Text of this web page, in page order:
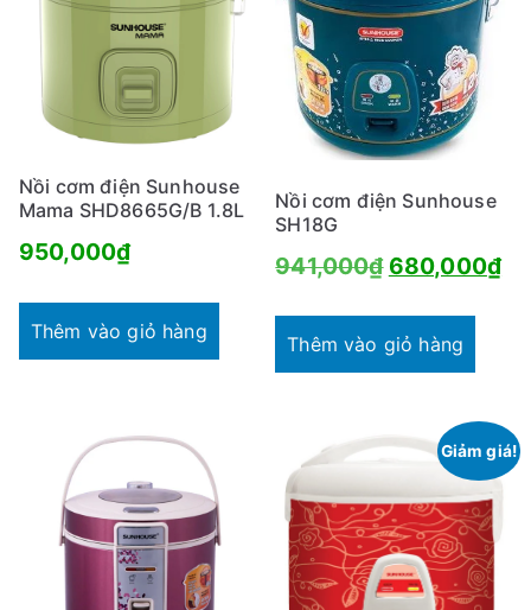
Nồi cơm điện Sunhouse
Mama SHD8665G/B 1.8L
950,000₫
Thêm vào giỏ hàng
Nồi cơm điện Sunhouse
SH18G
941,000₫ Giá
là:
680,000₫
Thêm vào giỏ hàng
Giảm giá!